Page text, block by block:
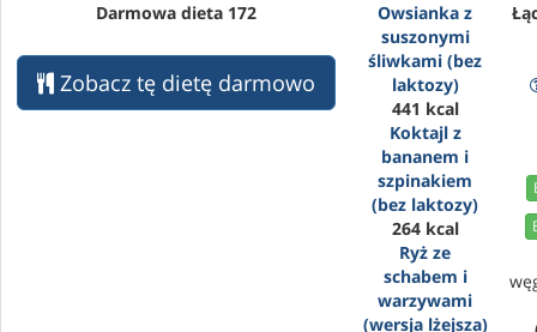
Darmowa dieta 172
Zobacz tę dietę darmowo
Owsianka z
suszonymi
śliwkami (bez
laktozy)
441 kcal
Koktajl z
bananem i
szpinakiem
(bez laktozy)
264 kcal
Ryż ze
schabem i
warzywami
(wersja lżejsza)